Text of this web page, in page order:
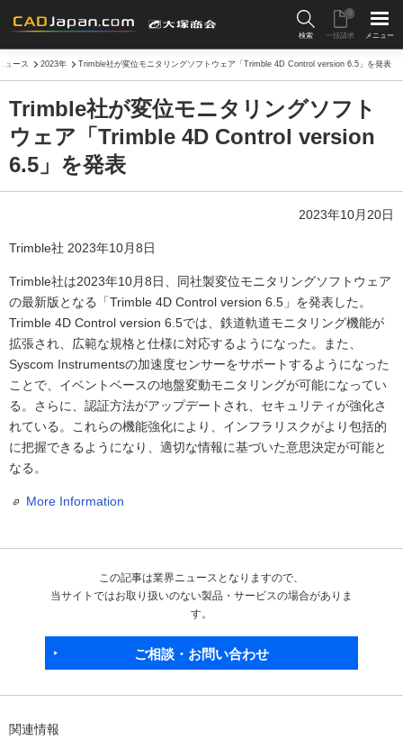
検索 一括請求
0
メニュー
ュース 2023年 Trimble社が変位モニタリングソフトウェア「Trimble 4D Control version 6.5」を発表
Trimble社が変位モニタリングソフト
ウェア「Trimble 4D Control version
6.5」を発表
2023年10月20日
Trimble社 2023年10月8日
Trimble社は2023年10月8日、同社製変位モニタリングソフトウェア
の最新版となる「Trimble 4D Control version 6.5」を発表した。
Trimble 4D Control version 6.5では、鉄道軌道モニタリング機能が
拡張され、広範な規格と仕様に対応するようになった。また、
Syscom Instrumentsの加速度センサーをサポートするようになった
ことで、イベントベースの地盤変動モニタリングが可能になってい
る。さらに、認証方法がアップデートされ、セキュリティが強化さ
れている。これらの機能強化により、インフラリスクがより包括的
に把握できるようになり、適切な情報に基づいた意思決定が可能と
なる。
More Information
この記事は業界ニュースとなりますので、
当サイトではお取り扱いのない製品・サービスの場合がありま
す。
ご相談・お問い合わせ
関連情報